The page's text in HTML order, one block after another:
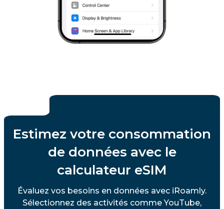
Estimez votre consommation
de données avec le
calculateur eSIM
Évaluez vos besoins en données avec iRoamly.
Sélectionnez des activités comme YouTube,